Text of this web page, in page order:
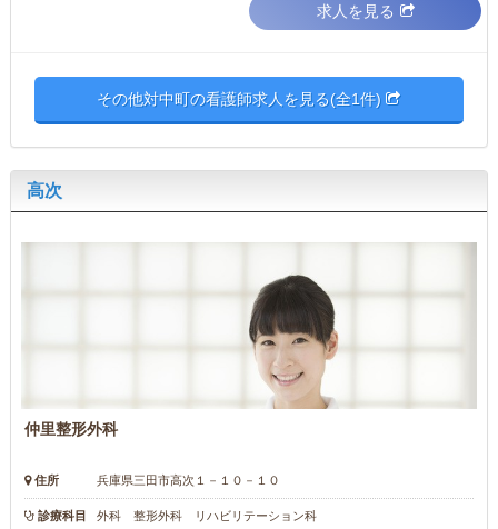
求人を見る
その他対中町の看護師求人を見る(全1件)
高次
仲里整形外科
住所 兵庫県三田市高次１－１０－１０
診療科目 外科 整形外科 リハビリテーション科